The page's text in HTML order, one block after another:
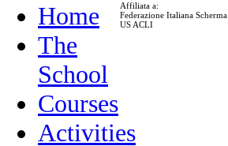
Affiliata a:
Federazione Italiana Scherma
US ACLI
Home
The
School
Courses
Activities